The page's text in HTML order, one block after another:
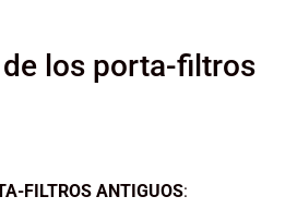
los porta-filtros
FILTROS ANTIGUOS: